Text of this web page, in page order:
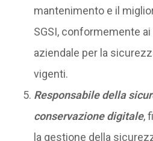
mantenimento e il
SGSI, conformemente
aziendale per la
vigenti.
Responsabile della
conservazione digitale,
la gestione della